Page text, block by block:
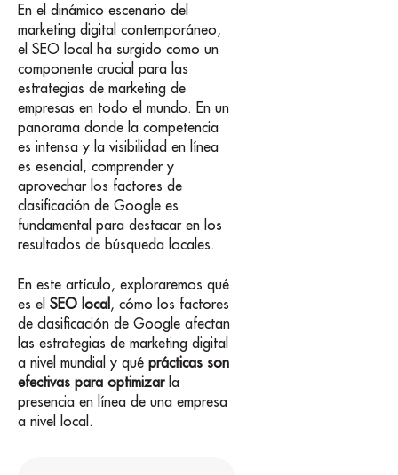
En el dinámico escenario del
marketing digital contemporáneo,
el SEO local ha surgido como un
componente crucial para las
estrategias de marketing de
empresas en todo el mundo. En un
panorama donde la competencia
es intensa y la visibilidad en línea
es esencial, comprender y
aprovechar los factores de
clasificación de Google es
fundamental para destacar en los
resultados de búsqueda locales.
En este artículo, exploraremos qué
es el SEO local , cómo los factores
de clasificación de Google afectan
las estrategias de marketing digital
a nivel mundial y qué prácticas son
efectivas para optimizarla
presencia en línea de una empresa
a nivel local.